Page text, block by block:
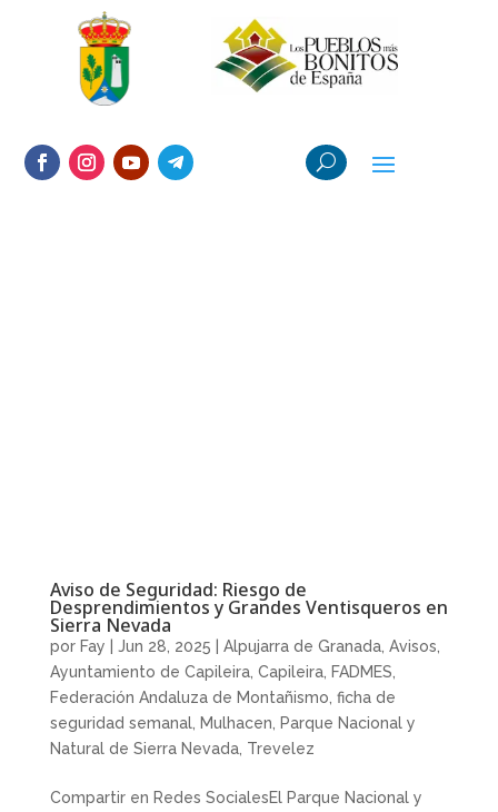
Aviso de Seguridad: Riesgo de
Desprendimientos y Grandes Ventisqueros en
Sierra Nevada
por Fay Jun 28, 2025 Alpujarra de Granada, Avisos
Ayuntamiento de Capileira, Capileira, FADMES
Federación Andaluza de Montañismo ficha de
seguridad semanal, Mulhacen
Parque Nacional y
Natural de Sierra Nevada, Trevelez
Compartir en Redes SocialesEl Parque Nacional y